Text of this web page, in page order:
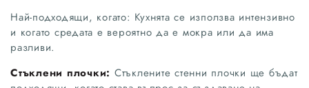
Най-подходящи, когато: Кухнята се използва интензивно
и когато средата е вероятно да е мокра или да има
разливи.
Стъклени плочки: Стъклените стенни плочки ще бъдат